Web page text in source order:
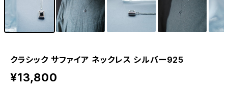
クラシック サファイア ネックレス シルバー925
¥13,800